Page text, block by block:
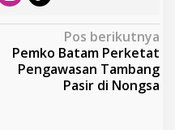
Pos berikutnya
Pemko Batam Perketat
Pengawasan Tambang
Pasir di Nongsa